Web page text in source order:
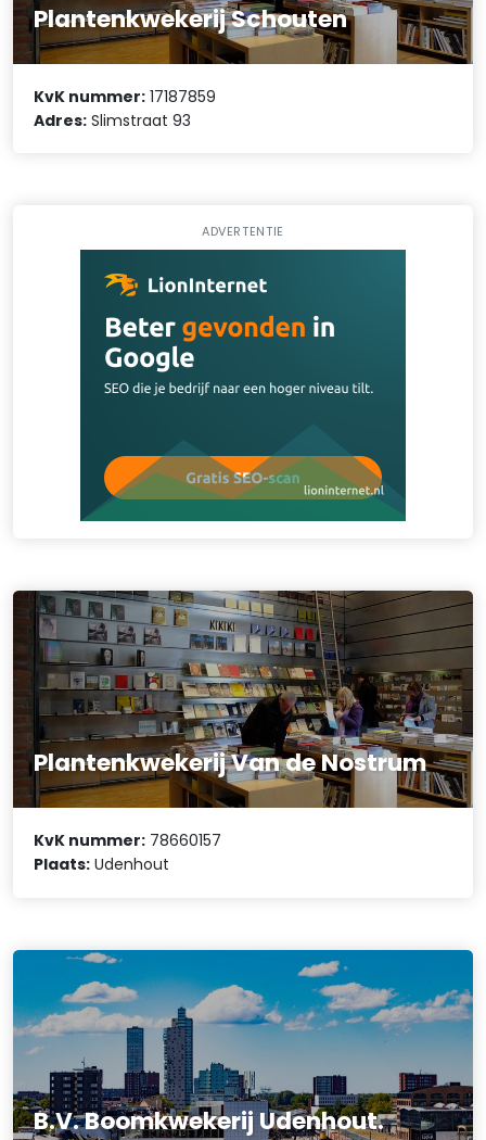
Plantenkwekerij Schouten
KvK nummer: 17187859
Adres: Slimstraat 93
ADVERTENTIE
Plantenkwekerij Van de Nostrum
KvK nummer: 78660157
Plaats: Udenhout
B.V. Boomkwekerij Udenhout.